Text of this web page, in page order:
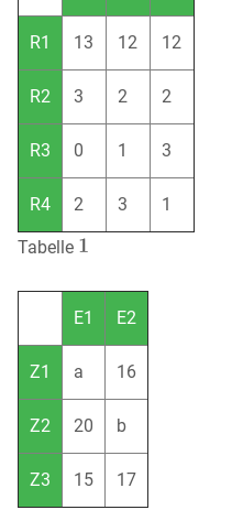
R1 13 12 12
R2 3 2 2
R3 0 1 3
R4 2 3 1
Tabelle
E1 E2
Z1 a 16
Z2 20 b
Z3 15 17